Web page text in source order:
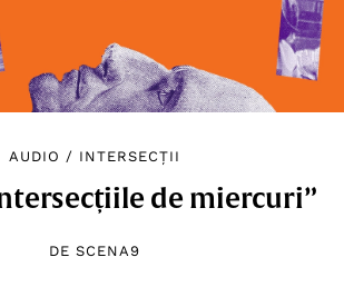
AUDIO / INTERSECȚII
de miercuri”
DE SCENA9